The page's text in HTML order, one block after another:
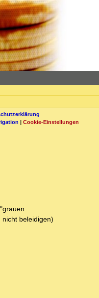
| Cookie-Einstellungen
beleidigen)